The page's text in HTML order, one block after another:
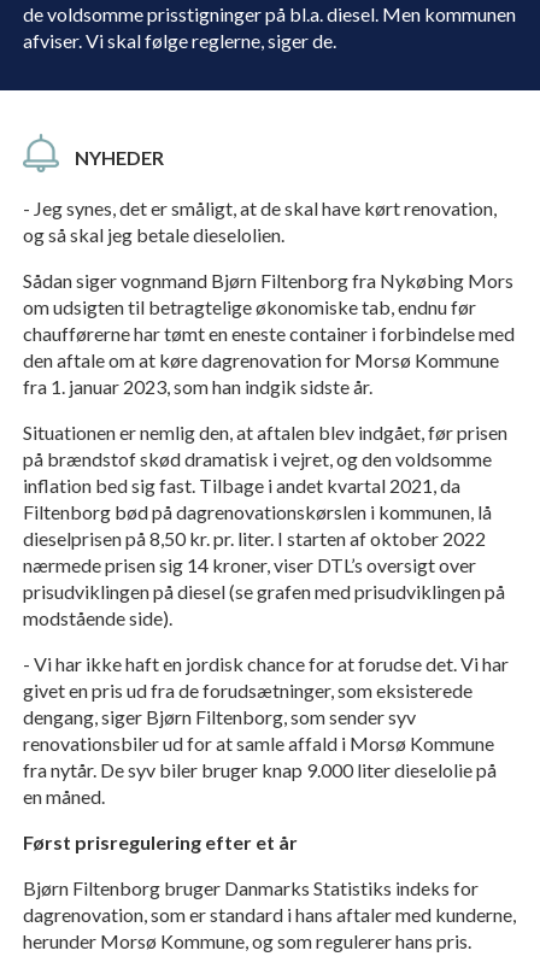
NYHEDER
de voldsomme prisstigninger på bl.a. diesel. Men kommunen
afviser. Vi skal følge reglerne, siger de.
- Jeg synes, det er småligt, at de skal have kørt renovation,
og så skal jeg betale dieselolien.
Sådan siger vognmand Bjørn Filtenborg fra Nykøbing Mors
om udsigten til betragtelige økonomiske tab, endnu før
chaufførerne har tømt en eneste container i forbindelse med
den aftale om at køre dagrenovation for Morsø Kommune
fra 1. januar 2023, som han indgik sidste år.
Situationen er nemlig den, at aftalen blev indgået, før prisen
på brændstof skød dramatisk i vejret, og den voldsomme
inflation bed sig fast. Tilbage i andet kvartal 2021, da
Filtenborg bød på dagrenovationskørslen i kommunen, lå
dieselprisen på 8,50 kr. pr. liter. I starten af oktober 2022
nærmede prisen sig 14 kroner, viser DTL’s oversigt over
prisudviklingen på diesel (se grafen med prisudviklingen på
modstående side).
- Vi har ikke haft en jordisk chance for at forudse det. Vi har
givet en pris ud fra de forudsætninger, som eksisterede
dengang, siger Bjørn Filtenborg, som sender syv
renovationsbiler ud for at samle affald i Morsø Kommune
fra nytår. De syv biler bruger knap 9.000 liter dieselolie på
en måned.
Først prisregulering efter et år
Bjørn Filtenborg bruger Danmarks Statistiks indeks for
dagrenovation, som er standard i hans aftaler med kunderne,
herunder Morsø Kommune, og som regulerer hans pris.